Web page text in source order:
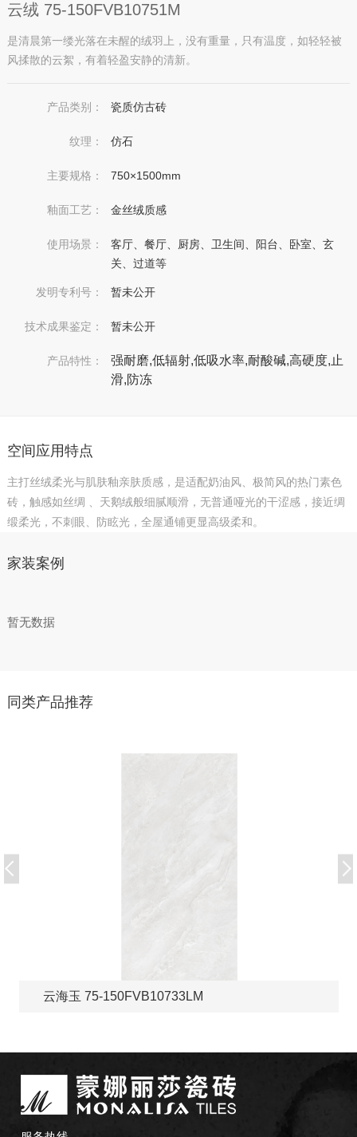
云绒 75-150FVB10751M
是清晨第一缕光落在未醒的绒羽上，没有重量，只有温度，如轻轻被
风揉散的云絮，有着轻盈安静的清新。
产品类别： 瓷质仿古砖
纹理： 仿石
主要规格： 750×1500mm
釉面工艺： 金丝绒质感
使用场景：
客厅、餐厅、厨房、卫生间、阳台、卧室、玄
关、过道等
发明专利号： 暂未公开
技术成果鉴定： 暂未公开
产品特性：
强耐磨,低辐射,低吸水率,耐酸碱,高硬度,止
滑,防冻
空间应用特点
主打丝绒柔光与肌肤釉亲肤质感，是适配奶油风、极简风的热门素色
砖，触感如丝绸
、天鹅绒般细腻顺滑，无普通哑光的干涩感，接近绸
缎柔光，不刺眼、防眩光，全屋通铺更显高级柔和。
家装案例
暂无数据
同类产品推荐
云海玉 75-150FVB10733LM